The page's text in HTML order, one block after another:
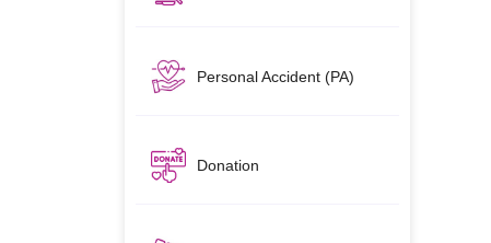
Personal Accident (PA)
Donation